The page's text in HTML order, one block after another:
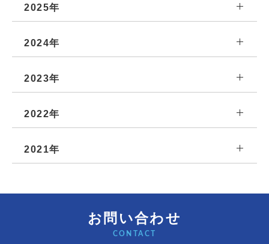
2025年
2024年
2023年
2022年
2021年
お問い合わせ
CONTACT